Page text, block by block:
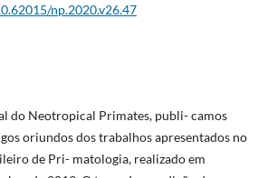
np.2020.v26.47
do Neotropical Primates, publi- camos
oriundos dos trabalhos apresentados no
de Pri- matologia, realizado em